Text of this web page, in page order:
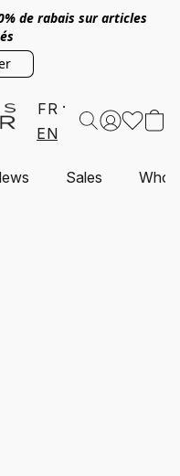
de rabais sur articles
FR
EN
Sales Who